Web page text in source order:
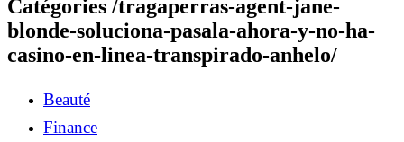
Catégories /tragaperras-agent-jane-
blonde-soluciona-pasala-ahora-y-no-ha-
casino-en-linea-transpirado-anhelo/
Beauté
Finance